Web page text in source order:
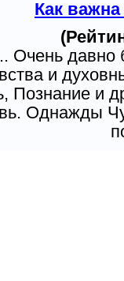
Как
Очень давно
и
Познание и
Однажды